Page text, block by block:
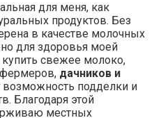
для меня, как
продуктов. Без
в качестве молочных
для здоровья моей
свежее молоко,
дачников и
возможность подделки и
Благодаря этой
местных